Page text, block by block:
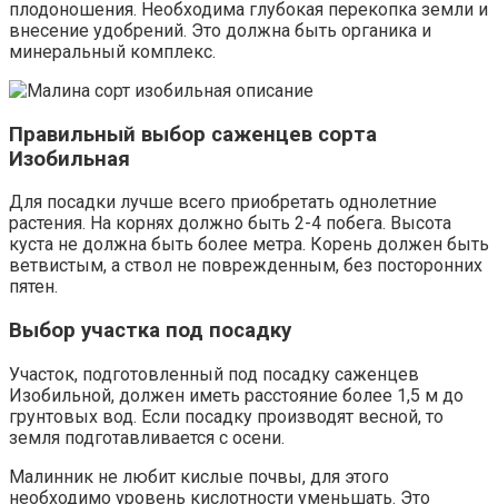
плодоношения. Необходима глубокая перекопка земли и
внесение удобрений. Это должна быть органика и
минеральный комплекс.
Правильный выбор саженцев сорта
Изобильная
Для посадки лучше всего приобретать однолетние
растения. На корнях должно быть 2-4 побега. Высота
куста не должна быть более метра. Корень должен быть
ветвистым, а ствол не поврежденным, без посторонних
пятен.
Выбор участка под посадку
Участок, подготовленный под посадку саженцев
Изобильной, должен иметь расстояние более 1,5 м до
грунтовых вод. Если посадку производят весной, то
земля подготавливается с осени.
Малинник не любит кислые почвы, для этого
необходимо уровень кислотности уменьшать. Это